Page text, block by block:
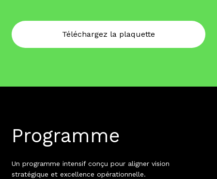
Téléchargez la plaquette
Programme
Un programme intensif conçu pour aligner vision
stratégique et excellence opérationnelle.